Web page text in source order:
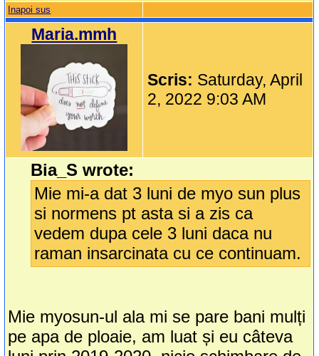
Inapoi sus
Maria.mmh
Scris: Saturday, April
2, 2022 9:03 AM
Bia_S wrote:
Mie mi-a dat 3 luni de myo sun plus
si normens pt asta si a zis ca
vedem dupa cele 3 luni daca nu
raman insarcinata cu ce continuam.
Mie myosun-ul ala mi se pare bani mulți
pe apa de ploaie, am luat și eu câteva